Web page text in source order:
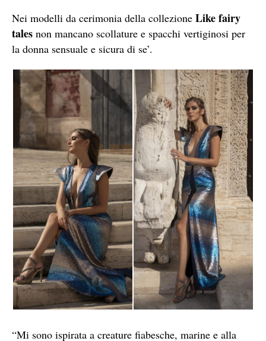
Nei modelli da cerimonia della collezione Like fairy
tales non mancano scollature e spacchi vertiginosi per
la donna sensuale e sicura di se’.
“Mi sono ispirata a creature fiabesche, marine e alla